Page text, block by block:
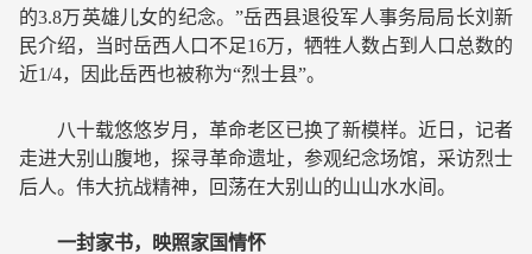
的3.8万英雄儿女的纪念。”岳西县退役军人事务局局长刘新
民介绍，当时岳西人口不足16万，牺牲人数占到人口总数的
近1/4，因此岳西也被称为“烈士县”。
八十载悠悠岁月，革命老区已换了新模样。近日，记者
走进大别山腹地，探寻革命遗址，参观纪念场馆，采访烈士
后人。伟大抗战精神，回荡在大别山的山山水水间。
一封家书，映照家国情怀